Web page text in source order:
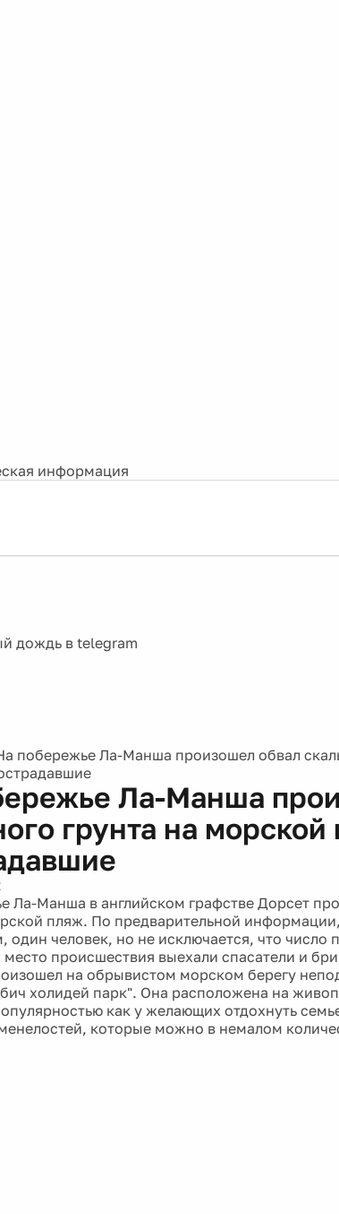
информация
побережье Ла-Манша произошел обвал
Ла-Манша
грунта на
Ла-Манша в английском графстве Дорсет
пляж. По предварительной
один человек, но не исключается, что число
место происшествия выехали спасатели и
на обрывистом морском берегу
холидей парк". Она расположена на
как у желающих отдохнуть
которые можно в немалом